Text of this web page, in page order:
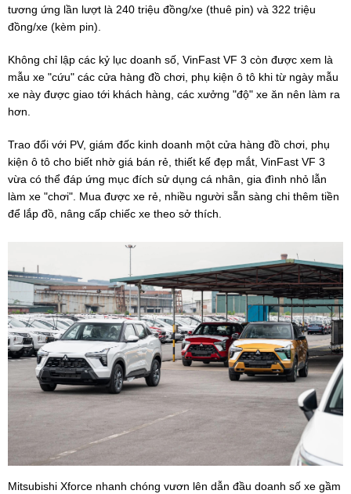
tương ứng lần lượt là 240 triệu đồng/xe (thuê pin) và 322 triệu
đồng/xe (kèm pin).
Không chỉ lập các kỷ lục doanh số, VinFast VF 3 còn được xem là
mẫu xe "cứu" các cửa hàng đồ chơi, phụ kiện ô tô khi từ ngày mẫu
xe này được giao tới khách hàng, các xưởng "độ" xe ăn nên làm ra
hơn.
Trao đổi với PV, giám đốc kinh doanh một cửa hàng đồ chơi, phụ
kiện ô tô cho biết nhờ giá bán rẻ, thiết kế đẹp mắt, VinFast VF 3
vừa có thể đáp ứng mục đích sử dụng cá nhân, gia đình nhỏ lẫn
làm xe "chơi". Mua được xe rẻ, nhiều người sẵn sàng chi thêm tiền
để lắp đồ, nâng cấp chiếc xe theo sở thích.
Mitsubishi Xforce nhanh chóng vươn lên dẫn đầu doanh số xe gầm